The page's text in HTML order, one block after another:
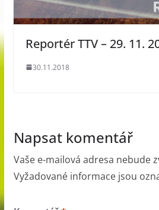
Reportér TTV – 29. 11.
30.11.2018
Napsat komentář
Vaše e-mailová adresa nebude
Vyžadované informace jsou